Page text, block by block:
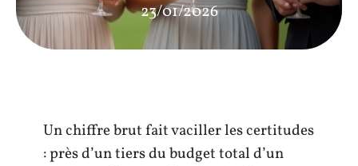
23/01/2026
Un chiffre brut fait vaciller les certitudes
: près d’un tiers du budget total d’un